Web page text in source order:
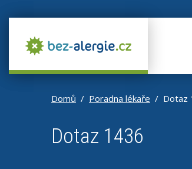
Domů Poradna lékaře Dotaz
Dotaz 1436